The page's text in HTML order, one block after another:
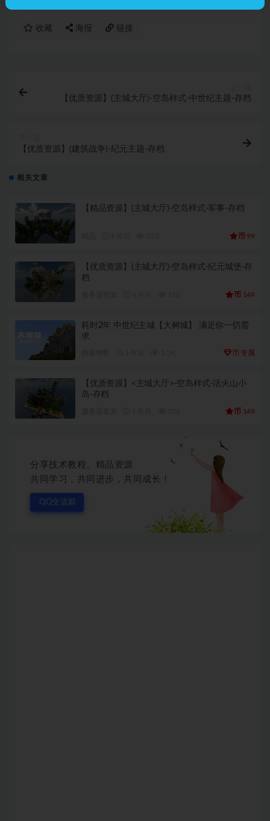
收藏 海报 链接
【优质资源】(主城大厅)-空岛样式-中世纪主题-存档
【优质资源】(建筑战争)-纪元主题-存档
相关文章
【精品资源】(主城大厅)-空岛样式-军事-存档
币 99
【优质资源】(主城大厅)-空岛样式-纪元城堡-存
档
币 149
耗时2年 中世纪主城【大树城】 满足你一切需
求
币 专属
【优质资源】<主城大厅>-空岛样式-活火山小
岛-存档
币 149
分享技术教程、精品资源
共同学习，共同进步，共同成长！
QQ交流群